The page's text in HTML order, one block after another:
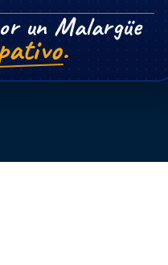
un Malargüe